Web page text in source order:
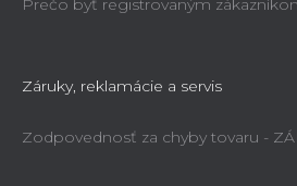
Prečo byť registrovaným
Záruky, reklamácie a servis
Zodpovednosť za chyby tovaru -